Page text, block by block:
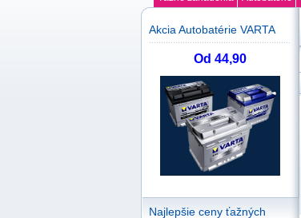
Akcia Autobatérie VARTA
Od 44,90
Najlepšie ceny ťažných